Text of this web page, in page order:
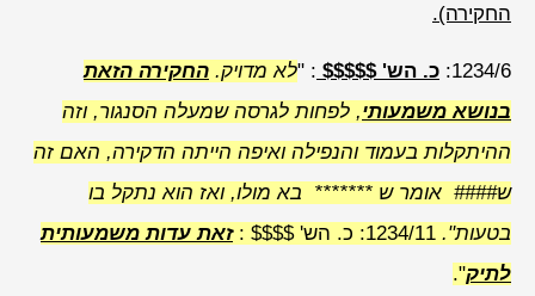
החקירה).
1234/6: כ. הש' $$$$$ : "לא מדויק. החקירה הזאת
בנושא משמעותי, לפחות לגרסה שמעלה הסנגור, וזה
ההיתקלות בעמוד והנפילה ואיפה הייתה הדקירה, האם זה
ש#### אומר ש ******* בא מולו, ואז הוא נתקל בו
בטעות". 1234/11: כ. הש' $$$$ :
זאת עדות משמעותית
לתיק".